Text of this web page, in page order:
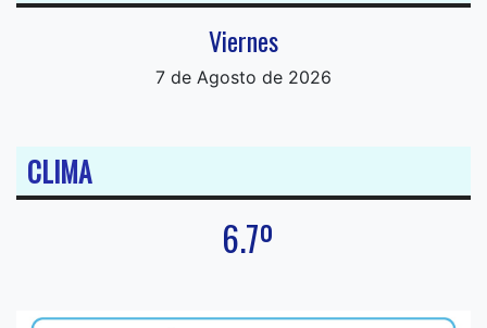
Viernes
7 de Agosto de 2026
CLIMA
6.7º